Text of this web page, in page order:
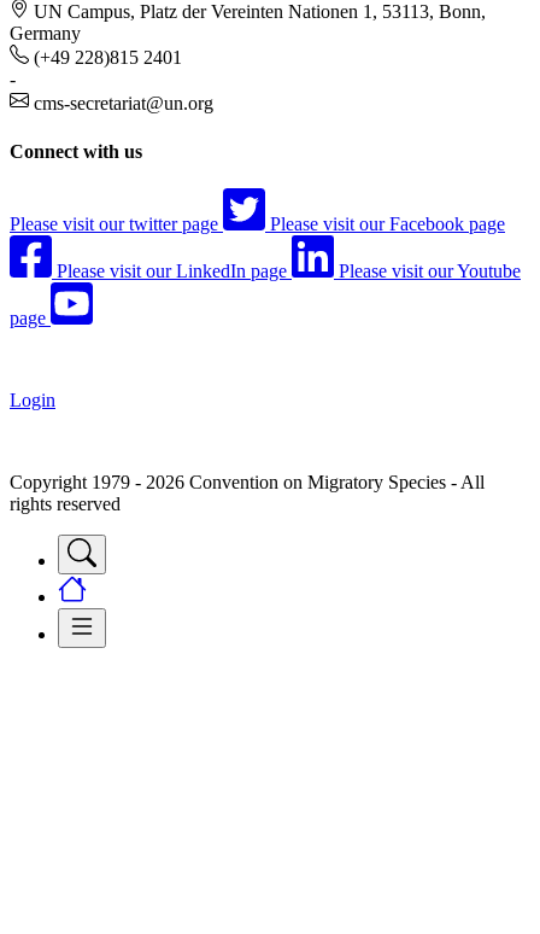
UN Campus, Platz der Vereinten Nationen 1, 53113, Bonn,
Germany
(+49 228)815 2401
-
cms-secretariat@un.org
Connect with us
Please visit our twitter page Please visit our Facebook page
Please visit our LinkedIn page Please visit our Youtube
page
Login
Copyright 1979 - 2026 Convention on Migratory Species - All
rights reserved